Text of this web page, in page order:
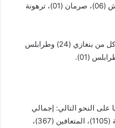
لانوف (01)، الزاوية (04)، القواليش (06)، صرمان (01)، ترهونة
وسجل المركز حالات الشفاء في كل من بنغازي (24) وطرابلس
على النحو التالي: إجمالي
الإصابات (1512)، الحالات النشطة (1105)، المتعافين (367)،